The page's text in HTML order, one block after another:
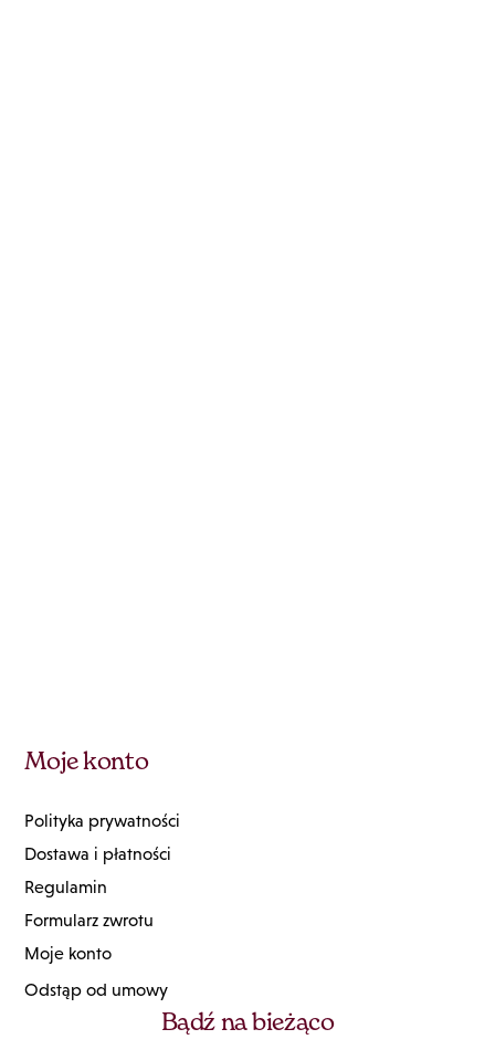
Moje konto
Polityka prywatności
Dostawa i płatności
Regulamin
Formularz zwrotu
Moje konto
Odstąp od umowy
Bądź na bieżąco